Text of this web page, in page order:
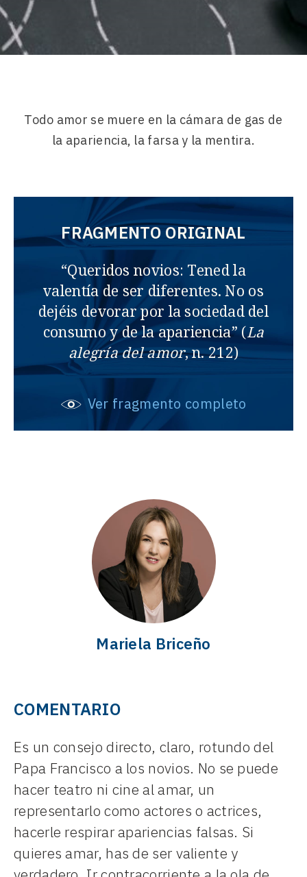
Todo amor se muere en la cámara de gas de
la apariencia, la farsa y la mentira.
FRAGMENTO ORIGINAL
“Queridos novios: Tened la
valentía de ser diferentes. No os
dejéis devorar por la sociedad del
consumo y de la apariencia” (La
alegría del amor, n. 212)
Ver fragmento completo
Mariela Briceño
COMENTARIO
Es un consejo directo, claro, rotundo del
Papa Francisco a los novios. No se puede
hacer teatro ni cine al amar, un
representarlo como actores o actrices,
hacerle respirar apariencias falsas. Si
quieres amar, has de ser valiente y